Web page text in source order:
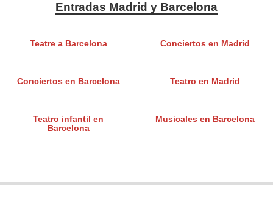
Entradas Madrid y Barcelona
Teatre a Barcelona Conciertos en Madrid
Conciertos en Barcelona Teatro en Madrid
Teatro infantil en
Barcelona
Musicales en Barcelona